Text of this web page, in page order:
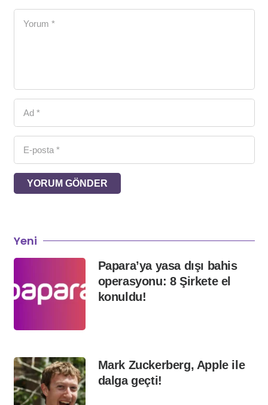
YORUM GÖNDER
Yeni
Papara’ya yasa dışı bahis
operasyonu: 8 Şirkete el
konuldu!
Mark Zuckerberg, Apple ile
dalga geçti!